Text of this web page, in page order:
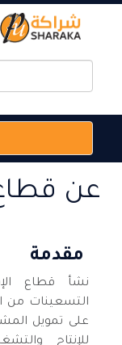
Skip
content
عن
مقدمة
نشأ قطاع
التسعينات من
على تمويل
للإنتاج